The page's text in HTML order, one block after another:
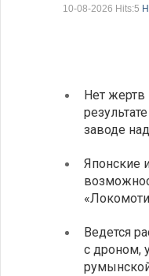
10-08-2026 Hits:5
Нет жертв
заводе
Японские
Ведется
с дроном,